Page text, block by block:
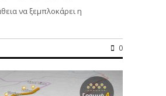
να ξεμπλοκάρει η
0